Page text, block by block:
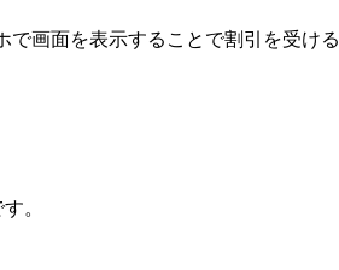
で画面を表示することで割引を受ける
。